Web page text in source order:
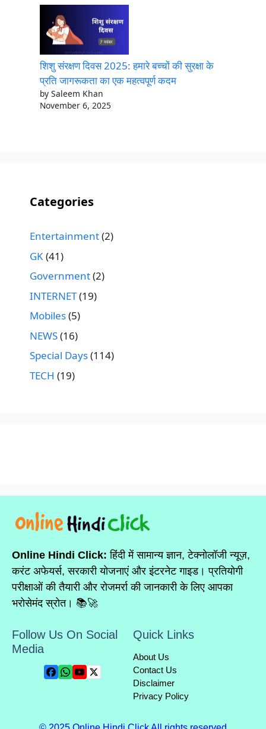
शिशु संरक्षण दिवस 2025: हमारे बच्चों की सुरक्षा के
प्रति जागरूकता का एक महत्वपूर्ण कदम
by Saleem Khan
November 6, 2025
Categories
Entertainment(2)
GK(41)
Government(2)
INTERNET(19)
Mobiles(5)
NEWS(16)
Special Days(114)
TECH (19)
Online Hindi Click: हिंदी में सामान्य ज्ञान, टेक्नोलॉजी न्यूज़,
करंट अफेयर्स, सरकारी योजनाएं और इंटरनेट गाइड। प्रतियोगी
परीक्षाओं की तैयारी और रोजमर्रा की जानकारी के लिए आपका
भरोसेमंद स्रोत। 📚🚀
Follow Us On Social
Media
Quick Links
About Us
Contact Us
Disclaimer
Privacy Policy